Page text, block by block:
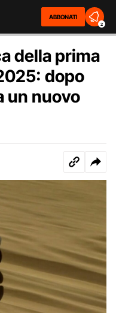
ABBONATI
2
della prima
dopo
un nuovo